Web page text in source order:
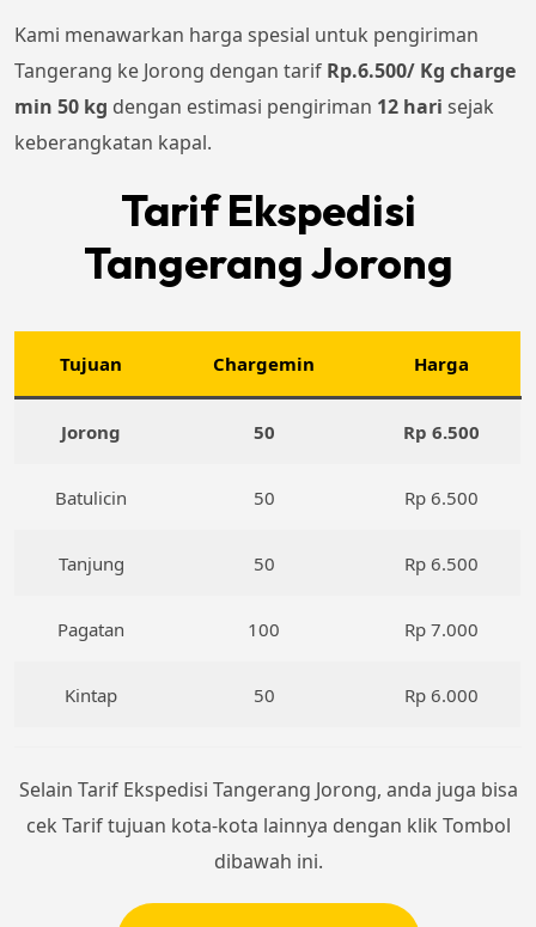
Kami menawarkan harga spesial untuk pengiriman
Tangerang ke Jorong dengan tarif Rp.6.500/ Kg charge
min 50 kg dengan estimasi pengiriman 12 hari sejak
keberangkatan kapal.
Tarif Ekspedisi
Tangerang Jorong
Tujuan Chargemin Harga
Jorong 50 Rp 6.500
Batulicin 50 Rp 6.500
Tanjung 50 Rp 6.500
Pagatan 100 Rp 7.000
Kintap 50 Rp 6.000
Selain Tarif Ekspedisi Tangerang Jorong, anda juga bisa
cek Tarif tujuan kota-kota lainnya dengan klik Tombol
dibawah ini.